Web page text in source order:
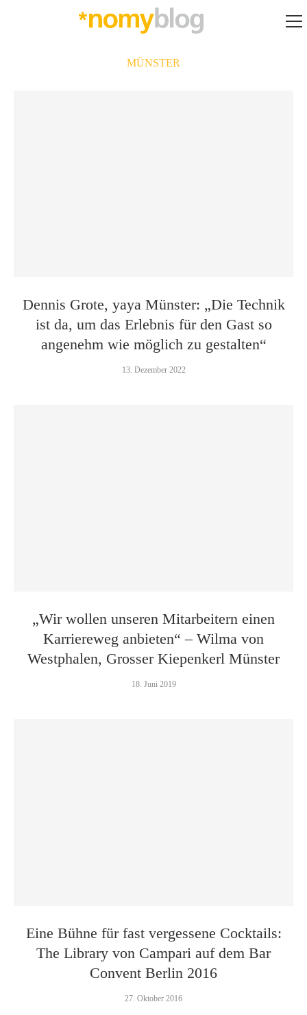
MÜNSTER
Dennis Grote, yaya Münster: „Die Technik
ist da, um das Erlebnis für den Gast so
angenehm wie möglich zu gestalten“
13. Dezember 2022
„Wir wollen unseren Mitarbeitern einen
Karriereweg anbieten“ – Wilma von
Westphalen, Grosser Kiepenkerl Münster
18. Juni 2019
Eine Bühne für fast vergessene Cocktails:
The Library von Campari auf dem Bar
Convent Berlin 2016
27. Oktober 2016